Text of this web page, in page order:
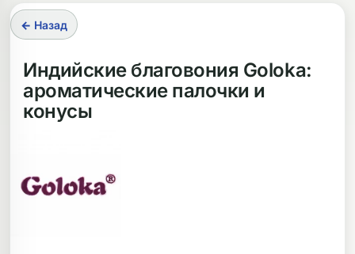
Бонги
бонги
с перколятором
бонги
бонги
Стеклянные
← Назад
Индийские благовония Goloka:
ароматические палочки и
конусы